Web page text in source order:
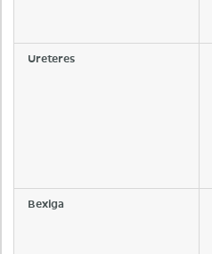
Ureteres
Bexiga